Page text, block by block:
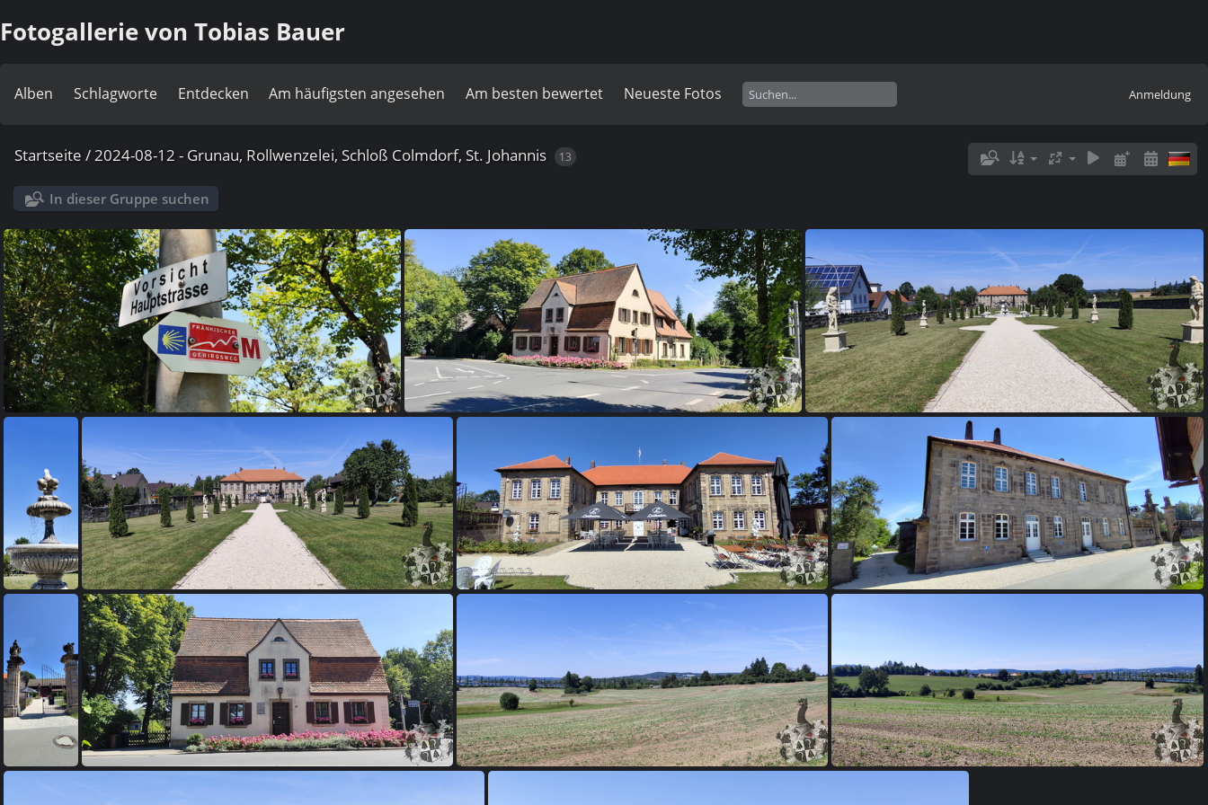
Fotogallerie von Tobias Bauer
Alben Schlagworte Entdecken Am häufigsten angesehen Am besten bewertet Neueste Fotos Anmeldung
Startseite /2024-08-12 - Grunau, Rollwenzelei, Schloß Colmdorf, St. Johannis 13
In dieser Gruppe suchen
Grunau, Rollwenzelei, Schloß Colmdorf, St. Johannis Grunau, Rollwenzelei, Schloß Colmdorf, St. Johannis Grunau, Rollwenzelei, Schloß Colmdorf, St. Johannis
Grunau, Rollwenzelei, Schloß Colmdorf, St. Johannis Grunau, Rollwenzelei, Schloß Colmdorf, St. Johannis Grunau, Rollwenzelei, Schloß Colmdorf, St. Johannis Grunau, Rollwenzelei, Schloß Colmdorf, St. Johannis